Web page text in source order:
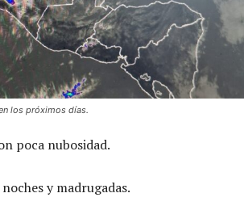
los próximos días.
poca nubosidad.
y madrugadas.